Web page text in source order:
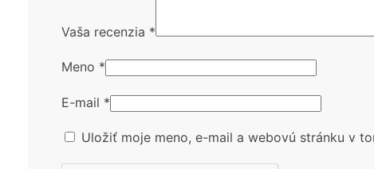
Vaša recenzia *
Meno *
E-mail *
Uložiť moje meno, e-mail a webovú stránku v